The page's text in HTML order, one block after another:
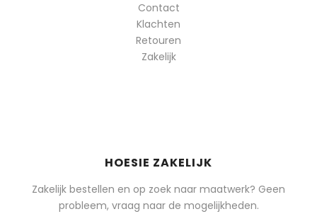
Contact
Klachten
Retouren
Zakelijk
HOESIE ZAKELIJK
Zakelijk bestellen en op zoek naar maatwerk? Geen
probleem, vraag naar de mogelijkheden.